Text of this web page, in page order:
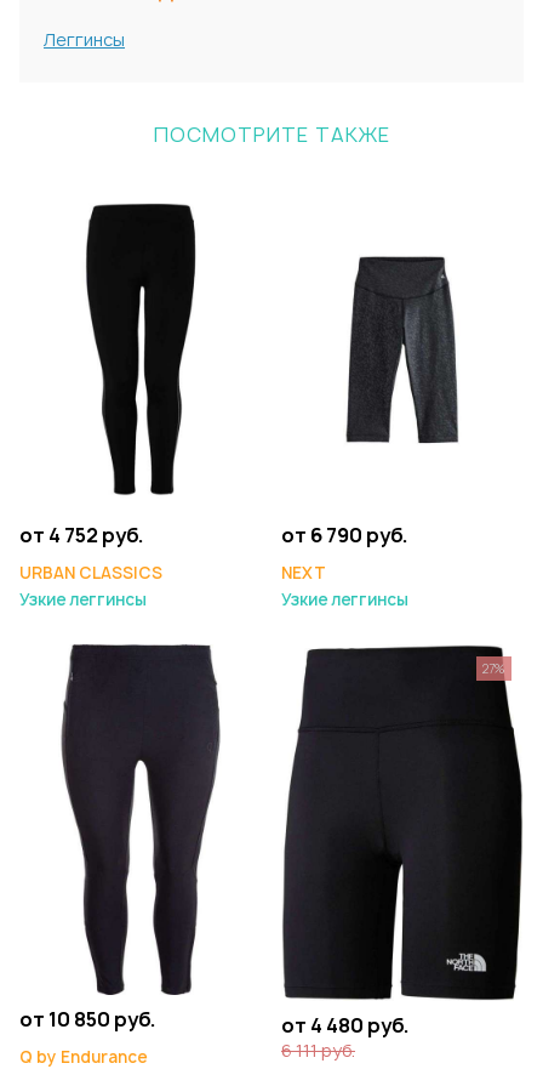
Леггинсы
ПОСМОТРИТЕ ТАКЖЕ
от 4 752 руб.
URBAN CLASSICS
Узкие леггинсы
от 6 790 руб.
NEXT
Узкие леггинсы
от 10 850 руб.
Q by Endurance
от 4 480 руб.
6 111 руб.
27%